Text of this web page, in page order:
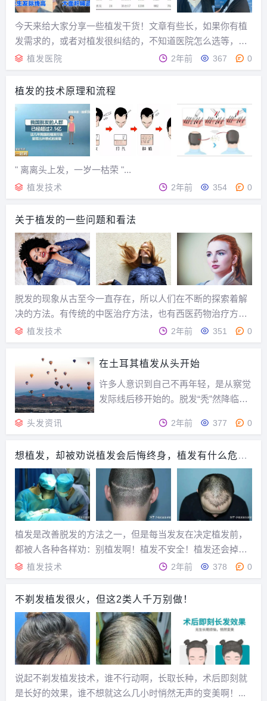
今天来给大家分享一些植发干货！文章有些长，如果你有植
发需求的，或者对植发很纠结的，不知道医院怎么选等，请
耐心看完！...
植发医院 2年前 367 0
植发的技术原理和流程
" 离离头上发，一岁一枯荣 "...
植发技术 2年前 354 0
关于植发的一些问题和看法
脱发的现象从古至今一直存在，所以人们在不断的探索着解
决的方法。有传统的中医治疗方法，也有西医药物治疗方
法，随着科学技术的不断发展，植发也随之诞生了。植发可
以单株头发、多株头发、条片状头发移植，只不过该带健康
头发的头皮条片受一定长、宽大小比例限制，还有岛状头...
植发技术 2年前 351 0
在土耳其植发从头开始
许多人意识到自己不再年轻，是从察觉
发际线后移开始的。脱发“秃”然降临，
术在解决脱发难题方面取得显著进展，
国内植发技术普及之前，土耳其早已在
植发领域声名鹊起。在土耳其最大城市
伊斯坦布尔，经常...
头发资讯 2年前 377 0
想植发，却被劝说植发会后悔终身，植发有什么危害
和后遗症？
植发是改善脱发的方法之一，但是每当发友在决定植发前，
都被人各种各样劝：别植发啊！植发不安全！植发还会掉，
别植！...
植发技术 2年前 378 0
不剃发植发很火，但这2类人千万别做！
说起不剃发植发技术，谁不行动啊，长取长种，术后即刻就
是长好的效果，谁不想就这么几小时悄然无声的变美啊！...